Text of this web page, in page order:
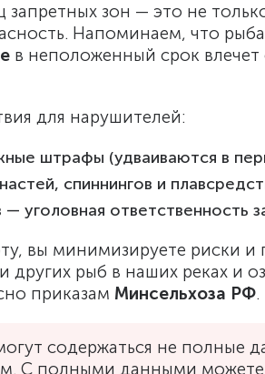
зон — это не
Напоминаем, что
в неположенный срок влечет
для нарушителей:
штрафы (удваиваются в
спиннингов и
— уголовная ответственность
вы минимизируете риски
других рыб в наших реках и
приказам Минсельхоза РФ.
содержаться не полные
С полными данными можете